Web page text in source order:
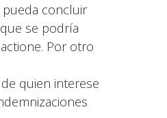
concluir
se podría
Por otro
quien interese